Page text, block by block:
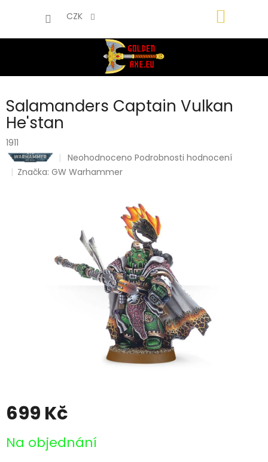
CZK
Salamanders Captain Vulkan
He'stan
1911
Průměrné
hodnocení
hvězdiček.
Neohodnoceno Podrobnosti hodnocení
Značka:GW Warhammer
699 Kč
cena:
Na objednání